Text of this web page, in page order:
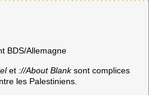
BDS/Allemagne
et ://About Blanksont complices
les Palestiniens.